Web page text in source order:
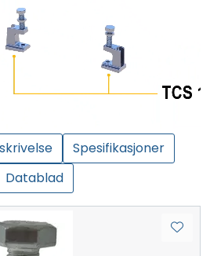
Spesifikasjoner
Datablad